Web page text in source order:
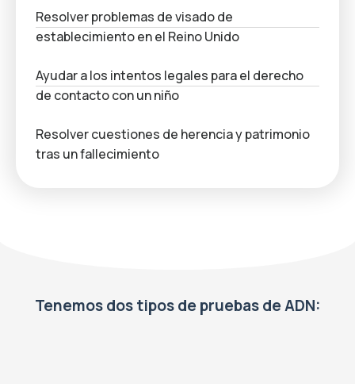
Resolver problemas de visado de
establecimiento en el Reino Unido
Ayudar a los intentos legales para el derecho
de contacto con un niño
Resolver cuestiones de herencia y patrimonio
tras un fallecimiento
Tenemos dos tipos de pruebas de ADN: